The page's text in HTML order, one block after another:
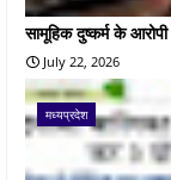
सामूहिक दुष्कर्म के
July 22, 2026
मध्यप्रदेश